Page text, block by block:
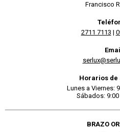
Francisco
2711 7113 |
Horarios de
Lunes a Viernes:
Sábados:
BRAZO